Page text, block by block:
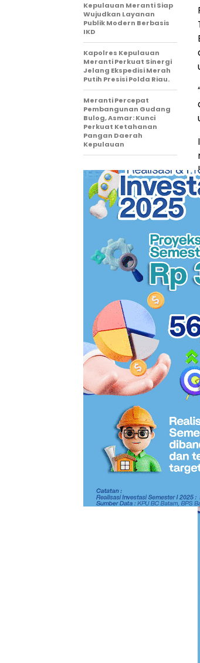
Kepulauan Meranti Siap
Wujudkan Layanan
Publik Modern Berbasis
IKD
Kapolres Kepulauan
Meranti Perkuat Sinergi
Jelang Ekspedisi Merah
Putih Presisi Polda Riau.
Meranti Percepat
Pembangunan Gudang
Bulog, Asmar: Kunci
Perkuat Ketahanan
Pangan Daerah
Kepulauan